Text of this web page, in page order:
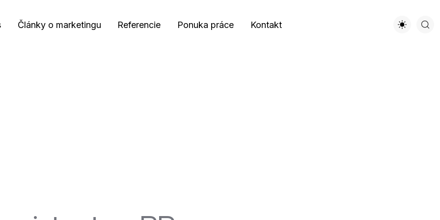
Články o marketingu Referencie Ponuka práce Kontakt